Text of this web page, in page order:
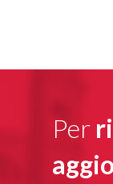
Per